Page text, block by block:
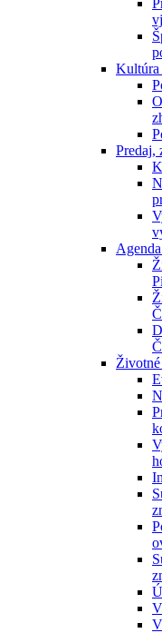
Kultúra
Predaj,